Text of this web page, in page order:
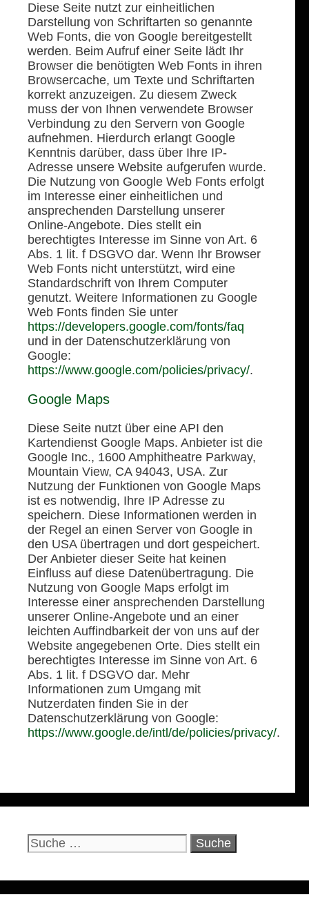
Diese Seite nutzt zur einheitlichen
Darstellung von Schriftarten so genannte
Web Fonts, die von Google bereitgestellt
werden. Beim Aufruf einer Seite lädt Ihr
Browser die benötigten Web Fonts in ihren
Browsercache, um Texte und Schriftarten
korrekt anzuzeigen. Zu diesem Zweck
muss der von Ihnen verwendete Browser
Verbindung zu den Servern von Google
aufnehmen. Hierdurch erlangt Google
Kenntnis darüber, dass über Ihre IP-
Adresse unsere Website aufgerufen wurde.
Die Nutzung von Google Web Fonts erfolgt
im Interesse einer einheitlichen und
ansprechenden Darstellung unserer
Online-Angebote. Dies stellt ein
berechtigtes Interesse im Sinne von Art. 6
Abs. 1 lit. f DSGVO dar. Wenn Ihr Browser
Web Fonts nicht unterstützt, wird eine
Standardschrift von Ihrem Computer
genutzt. Weitere Informationen zu Google
Web Fonts finden Sie unter
https://developers.google.com/fonts/faq
und in der Datenschutzerklärung von
Google:
https://www.google.com/policies/privacy/.
Google Maps
Diese Seite nutzt über eine API den
Kartendienst Google Maps. Anbieter ist die
Google Inc., 1600 Amphitheatre Parkway,
Mountain View, CA 94043, USA. Zur
Nutzung der Funktionen von Google Maps
ist es notwendig, Ihre IP Adresse zu
speichern. Diese Informationen werden in
der Regel an einen Server von Google in
den USA übertragen und dort gespeichert.
Der Anbieter dieser Seite hat keinen
Einfluss auf diese Datenübertragung. Die
Nutzung von Google Maps erfolgt im
Interesse einer ansprechenden Darstellung
unserer Online-Angebote und an einer
leichten Auffindbarkeit der von uns auf der
Website angegebenen Orte. Dies stellt ein
berechtigtes Interesse im Sinne von Art. 6
Abs. 1 lit. f DSGVO dar. Mehr
Informationen zum Umgang mit
Nutzerdaten finden Sie in der
Datenschutzerklärung von Google:
https://www.google.de/intl/de/policies/privacy/.
Suche
nach: